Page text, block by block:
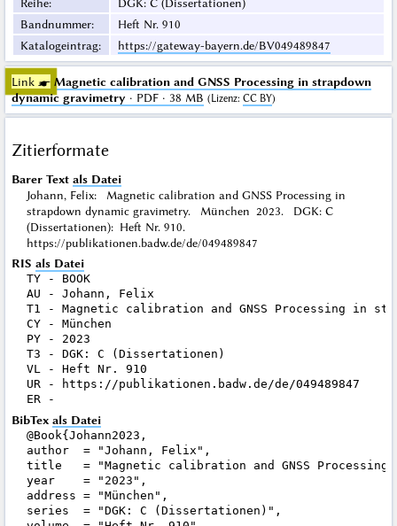
Bandnummer:
Heft Nr. 910
Katalogeintrag: https://gateway-bayern.de/BV049489847
Link ☛ Magnetic calibration and GNSS Processing in strapdown
dynamic gravimetry · PDF · 38 MB (Lizenz: CC BY)
Zitierformate
Barer Text als Datei
Johann, Felix: Magnetic calibration and GNSS Processing in
strapdown dynamic gravimetry. München 2023. DGK: C
(Dissertationen): Heft Nr. 910.
https://publikationen.badw.de/de/049489847
RIS als Datei
TY - BOOK
AU - Johann, Felix
T1 - Magnetic calibration and GNSS Processing in
CY - München
PY - 2023
T3 - DGK: C (Dissertationen)
VL - Heft Nr. 910
UR - https://publikationen.badw.de/de/049489847
BibTex als Datei
@Book{Johann2023,
author  = "Johann, Felix",
title   = "Magnetic calibration and GNSS Processing
year    = "2023",
address = "München",
series  = "DGK: C (Dissertationen)",